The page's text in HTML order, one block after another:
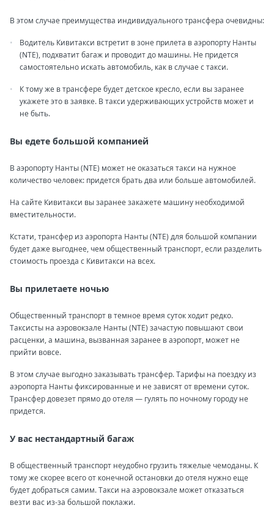
В этом случае преимущества индивидуального трансфера очевидны:
Водитель Кивитакси встретит в зоне прилета в аэропорту Нанты
(NTE), подхватит багаж и проводит до машины. Не придется
самостоятельно искать автомобиль, как в случае с такси.
К тому же в трансфере будет детское кресло, если вы заранее
укажете это в заявке. В такси удерживающих устройств может и
не быть.
Вы едете большой компанией
В аэропорту Нанты (NTE) может не оказаться такси на нужное
количество человек: придется брать два или больше автомобилей.
На сайте Кивитакси вы заранее закажете машину необходимой
вместительности.
Кстати, трансфер из аэропорта Нанты (NTE) для большой компании
будет даже выгоднее, чем общественный транспорт, если разделить
стоимость проезда с Кивитакси на всех.
Вы прилетаете ночью
Общественный транспорт в темное время суток ходит редко.
Таксисты на аэровокзале Нанты (NTE) зачастую повышают свои
расценки, а машина, вызванная заранее в аэропорт, может не
прийти вовсе.
В этом случае выгодно заказывать трансфер. Тарифы на поездку из
аэропорта Нанты фиксированные и не зависят от времени суток.
Трансфер довезет прямо до отеля — гулять по ночному городу не
придется.
У вас нестандартный багаж
В общественный транспорт неудобно грузить тяжелые чемоданы. К
тому же скорее всего от конечной остановки до отеля нужно еще
будет добраться самим. Такси на аэровокзале может отказаться
везти вас из-за большой поклажи.